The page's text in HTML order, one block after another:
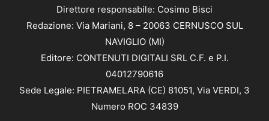
Direttore responsabile: Cosimo Bisci
Redazione: Via Mariani, 8 – 20063 CERNUSCO SUL
NAVIGLIO (MI)
Editore: CONTENUTI DIGITALI SRL C.F. e P.I.
04012790616
Sede Legale: PIETRAMELARA (CE) 81051, Via VERDI, 3
Numero ROC 34839